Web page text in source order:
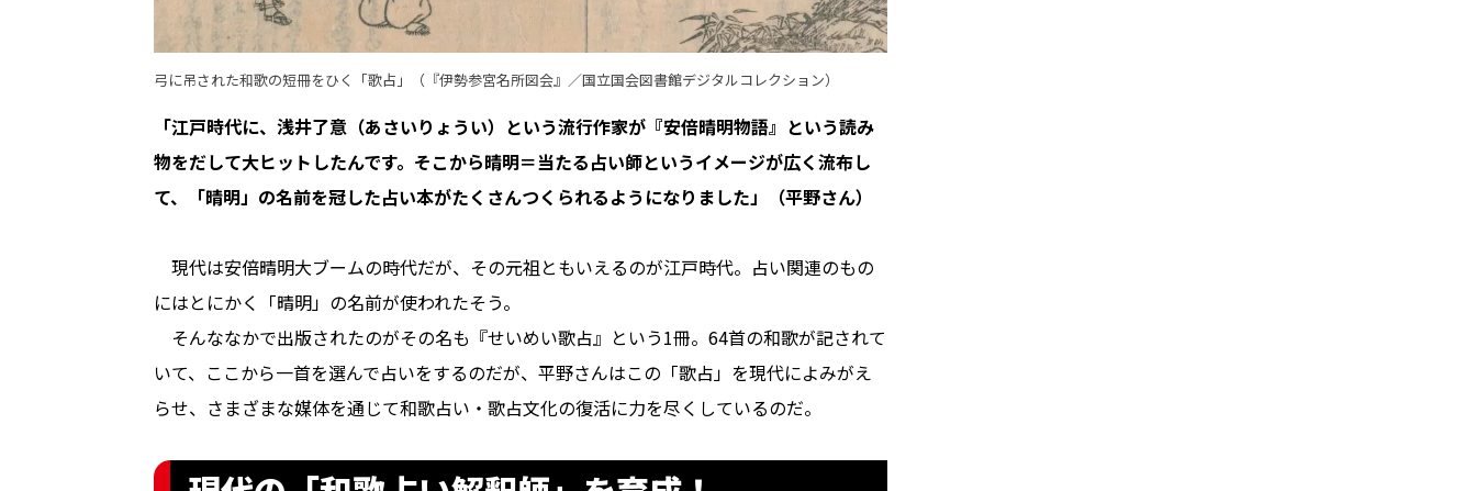
弓に吊された和歌の短冊をひく「歌占」（『伊勢参宮名所図会』／国立国会図書館デジタルコレクション）
「江戸時代に、浅井了意（あさいりょうい）という流行作家が『安倍晴明物語』という読み
物をだして大ヒットしたんです。そこから晴明＝当たる占い師というイメージが広く流布し
て、「晴明」の名前を冠した占い本がたくさんつくられるようになりました」（平野さん）
現代は安倍晴明大ブームの時代だが、その元祖ともいえるのが江戸時代。占い関連のもの
にはとにかく「晴明」の名前が使われたそう。
そんななかで出版されたのがその名も『せいめい歌占』という1冊。64首の和歌が記されて
いて、ここから一首を選んで占いをするのだが、平野さんはこの「歌占」を現代によみがえ
らせ、さまざまな媒体を通じて和歌占い・歌占文化の復活に力を尽くしているのだ。